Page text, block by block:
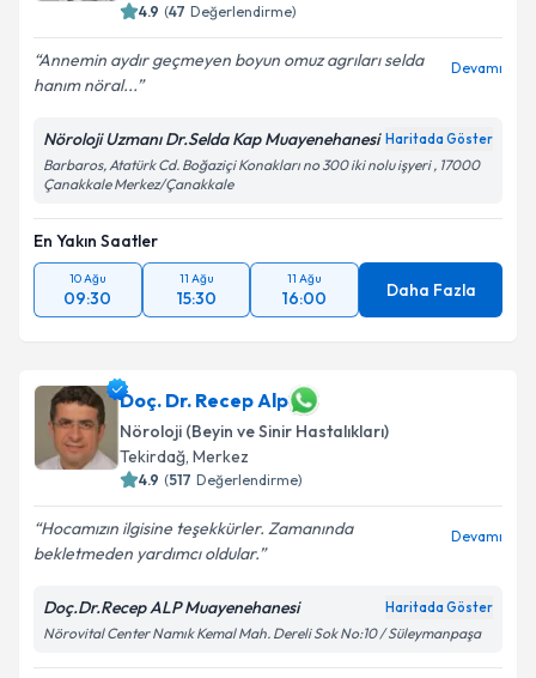
4.9 (47 Değerlendirme)
Annemin aydır geçmeyen boyun omuz agrıları selda
hanım nöral...
Devamı
Nöroloji Uzmanı Dr.Selda Kap Muayenehanesi Haritada Göster
Barbaros, Atatürk Cd. Boğaziçi Konakları no 300 iki nolu işyeri , 17000
Çanakkale Merkez/Çanakkale
En Yakın Saatler
10 Ağu
09:30
11 Ağu
15:30
11 Ağu
16:00 Daha Fazla
Doç. Dr. Recep Alp
Nöroloji (Beyin ve Sinir Hastalıkları)
Tekirdağ, Merkez
4.9 (517 Değerlendirme)
Hocamızın ilgisine teşekkürler. Zamanında
bekletmeden yardımcı oldular.
Devamı
Doç.Dr.Recep ALP Muayenehanesi Haritada Göster
Nörovital Center Namık Kemal Mah. Dereli Sok No:10 / Süleymanpaşa